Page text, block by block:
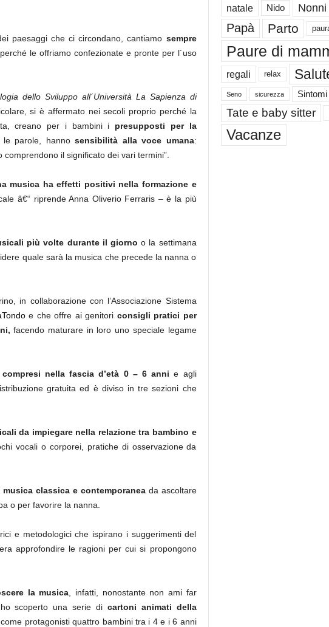
paesaggi che ci circondano, cantiamo sempre
le offriamo confezionate e pronte per l´uso
dello Sviluppo all´Università La Sapienza di
si è affermato nei secoli proprio perché la
creano per i bambini i presupposti per la
le parole, hannosensibilità alla voce umana:
il significato dei vari termini”.
musica ha effetti positivi nella formazione e
â€“ riprende Anna Oliverio Ferraris – è la più
più volte durante il giorno o la settimana
quale sarà la musica che precede la nanna o
in collaborazione con l’Associazione Sistema
e che offre ai genitori consigli pratici per
facendo maturare in loro uno speciale legame
nella fascia d’età 0 – 6 anni e agli
gratuita ed è diviso in tre sezioni che
da impiegare nella relazione tra bambino e
vocali o corporei, pratiche di osservazione da
classica e contemporaneada ascoltare
o per favorire la nanna.
e metodologici che ispirano i suggerimenti del
approfondire le ragioni per cui si propongono
la musica , infatti, nonostante non ami far
scoperto una serie di cartoni animati della
protagonisti quattro bambini tra i 4 e i 6 anni
natale
Nido Nonni
Papà Parto
Paure di
regali relax
Seno sicurezza Sintomi
Tate e baby sitter
Vacanze